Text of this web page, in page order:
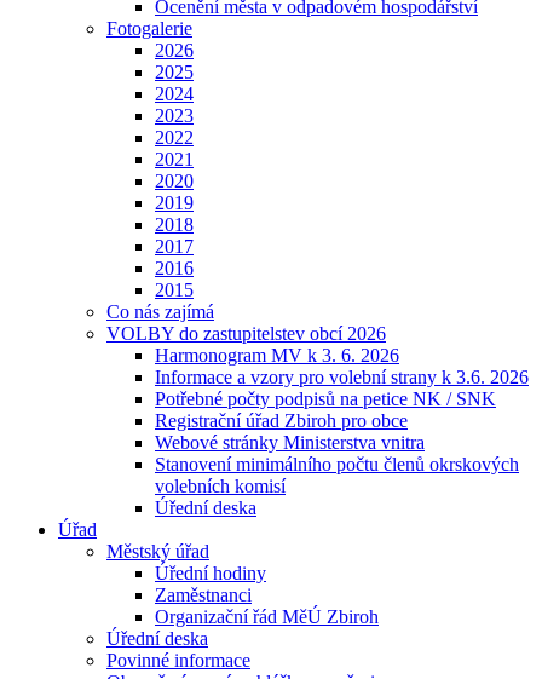
Ocenění města v odpadovém hospodářství
Fotogalerie
2026
2025
2024
2023
2022
2021
2020
2019
2018
2017
2016
2015
Co nás zajímá
VOLBY do zastupitelstev obcí 2026
Harmonogram MV k 3. 6. 2026
Informace a vzory pro volební strany k 3.6. 2026
Potřebné počty podpisů na petice NK / SNK
Registrační úřad Zbiroh pro obce
Webové stránky Ministerstva vnitra
Stanovení minimálního počtu členů okrskových
volebních komisí
Úřední deska
Úřad
Městský úřad
Úřední hodiny
Zaměstnanci
Organizační řád MěÚ Zbiroh
Úřední deska
Povinné informace